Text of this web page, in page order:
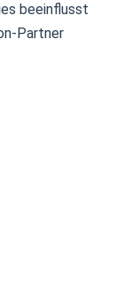
beeinflusst
Partner